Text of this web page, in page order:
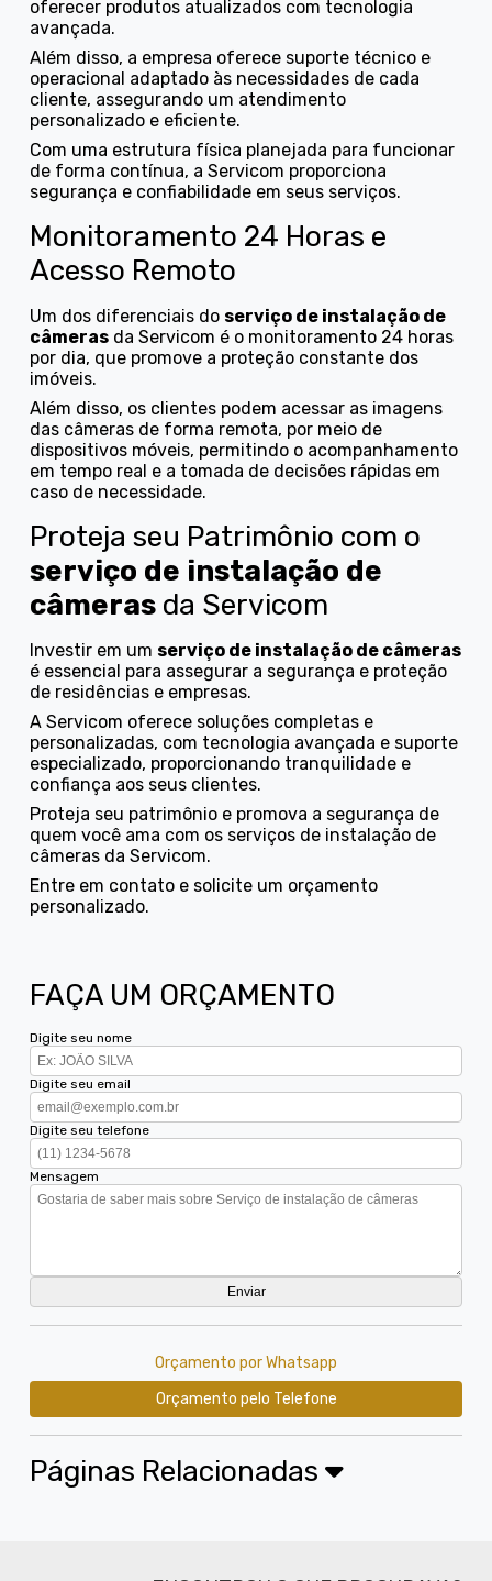
oferecer produtos atualizados com tecnologia
avançada.
Além disso, a empresa oferece suporte técnico e
operacional adaptado às necessidades de cada
cliente, assegurando um atendimento
personalizado e eficiente.
Com uma estrutura física planejada para funcionar
de forma contínua, a Servicom proporciona
segurança e confiabilidade em seus serviços.
Monitoramento 24 Horas e
Acesso Remoto
Um dos diferenciais do serviço de instalação de
câmeras da Servicom é o monitoramento 24 horas
por dia, que promove a proteção constante dos
imóveis.
Além disso, os clientes podem acessar as imagens
das câmeras de forma remota, por meio de
dispositivos móveis, permitindo o acompanhamento
em tempo real e a tomada de decisões rápidas em
caso de necessidade.
Proteja seu Patrimônio com o
serviço de instalação de
câmeras da Servicom
Investir em um serviço de instalação de câmeras
é essencial para assegurar a segurança e proteção
de residências e empresas.
A Servicom oferece soluções completas e
personalizadas, com tecnologia avançada e suporte
especializado, proporcionando tranquilidade e
confiança aos seus clientes.
Proteja seu patrimônio e promova a segurança de
quem você ama com os serviços de instalação de
câmeras da Servicom.
Entre em contato e solicite um orçamento
personalizado.
FAÇA UM ORÇAMENTO
Digite seu nome
Digite seu email
Digite seu telefone
Mensagem
Orçamento por Whatsapp
Orçamento pelo Telefone
Páginas Relacionadas